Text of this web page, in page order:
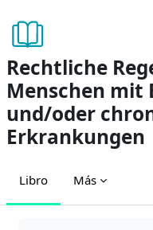
Rechtliche
Menschen mit
und/oder
Erkrankungen
Libro Más